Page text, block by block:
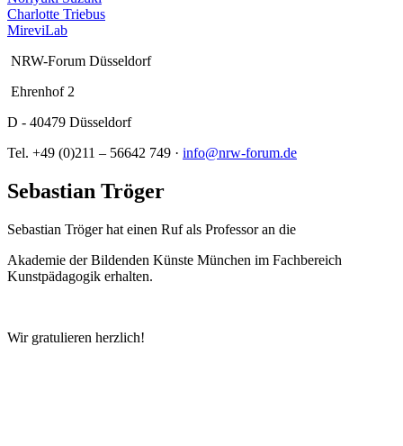
Charlotte Triebus
MireviLab
NRW-Forum Düsseldorf
Ehrenhof 2
D - 40479 Düsseldorf
Tel. +49 (0)211 – 56642 749 · info@nrw-forum.de
Sebastian Tröger
Sebastian Tröger hat einen Ruf als Professor an die
Akademie der Bildenden Künste München im Fachbereich
Kunstpädagogik erhalten.
Wir gratulieren herzlich!